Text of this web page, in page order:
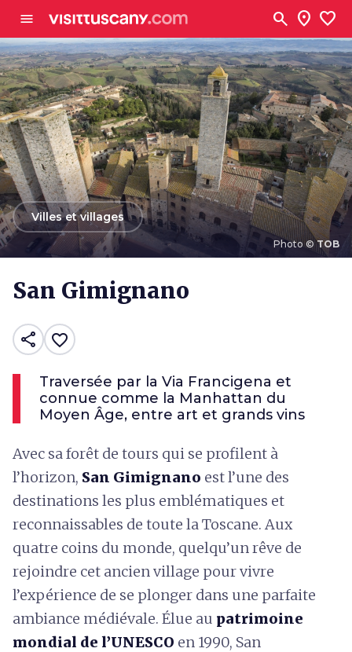
menu search location_on favorite
Photo © TOB
arrow_backVilles et villages
San Gimignano
share favorite_border
Traversée par la Via Francigena et
connue comme la Manhattan du
Moyen Âge, entre art et grands vins
Avec sa forêt de tours qui se profilent à
l’horizon, San Gimignano est l’une des
destinations les plus emblématiques et
reconnaissables de toute la Toscane. Aux
quatre coins du monde, quelqu’un rêve de
rejoindre cet ancien village pour vivre
l’expérience de se plonger dans une parfaite
ambiance médiévale. Élue au patrimoine
mondial de l’UNESCO en 1990, San